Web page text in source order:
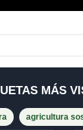
MÁS
agricultura